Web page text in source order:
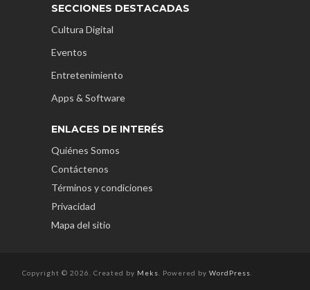
SECCIONES DESTACADAS
Cultura Digital
Eventos
Entretenimiento
Apps & Software
ENLACES DE INTERÉS
Quiénes Somos
Contáctenos
Términos y condiciones
Privacidad
Mapa del sitio
Copyright © 2026. Created by Meks . Powered by WordPress